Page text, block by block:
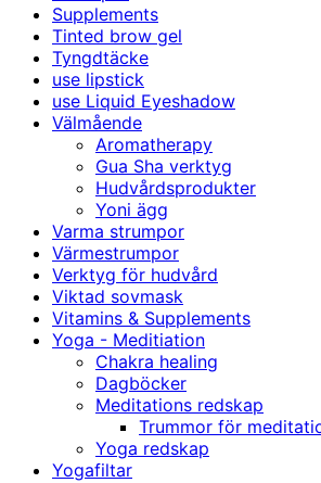
Supplements
Tinted brow gel
Tyngdtäcke
use lipstick
use Liquid Eyeshadow
Välmående
Aromatherapy
Gua Sha verktyg
Hudvårdsprodukter
Yoni ägg
Varma strumpor
Värmestrumpor
Verktyg för hudvård
Viktad sovmask
Vitamins & Supplements
Yoga - Meditiation
Chakra healing
Dagböcker
Meditations redskap
Trummor för
Yoga redskap
Yogafiltar